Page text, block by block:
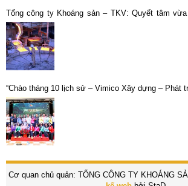
Tổng công ty Khoáng sản – TKV: Quyết tâm vừa
bảo hoạt động sản xuất
“Chào tháng 10 lịch sử – Vimico Xây dựng – Phát
Cơ quan chủ quản: TỔNG CÔNG TY KHOÁNG